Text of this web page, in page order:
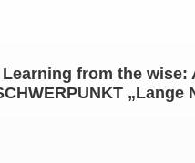
from the wise:
„Lange